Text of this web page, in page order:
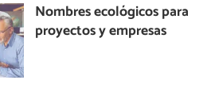
Nombres ecológicos para
proyectos y empresas